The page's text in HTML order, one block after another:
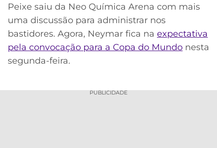
Peixe saiu da Neo Química Arena com mais
uma discussão para administrar nos
bastidores. Agora, Neymar fica na expectativa
pela convocação para a Copa do Mundo nesta
segunda-feira.
PUBLICIDADE